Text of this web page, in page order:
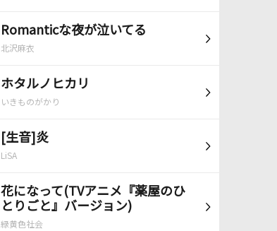
Romanticな夜が泣いてる
北沢麻衣
ホタルノヒカリ
いきものがかり
[生音]炎
LiSA
花になって(TVアニメ『薬屋のひ
とりごと』バージョン)
緑黄色社会